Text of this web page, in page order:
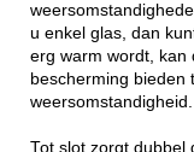
u enkel glas, dan
erg warm wordt, kan
bescherming bieden
weersomstandigheid.
Tot slot zorgt dubbel